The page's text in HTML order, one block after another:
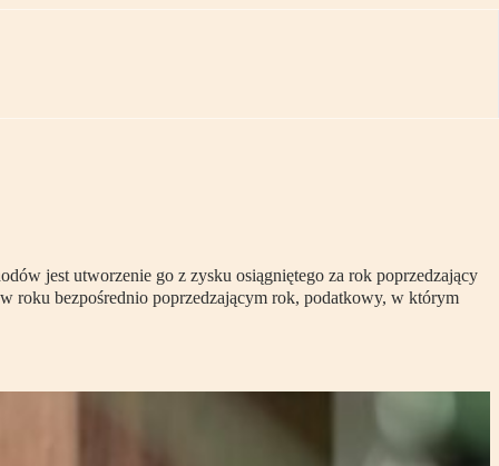
jest utworzenie go z zysku osiągniętego za rok poprzedzający
roku bezpośrednio poprzedzającym rok, podatkowy, w którym